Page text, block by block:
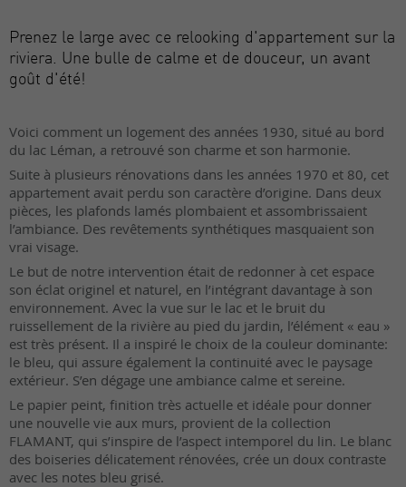
Prenez le large avec ce relooking d'appartement sur la
riviera. Une bulle de calme et de douceur, un avant
goût d'été!
Voici comment un logement des années 1930, situé au bord
du lac Léman, a retrouvé son charme et son harmonie.
Suite à plusieurs rénovations dans les années 1970 et 80, cet
appartement avait perdu son caractère d’origine. Dans deux
pièces, les plafonds lamés plombaient et assombrissaient
l’ambiance. Des revêtements synthétiques masquaient son
vrai visage.
Le but de notre intervention était de redonner à cet espace
son éclat originel et naturel, en l’intégrant davantage à son
environnement. Avec la vue sur le lac et le bruit du
ruissellement de la rivière au pied du jardin, l’élément « eau »
est très présent. Il a inspiré le choix de la couleur dominante:
le bleu, qui assure également la continuité avec le paysage
extérieur. S’en dégage une ambiance calme et sereine.
Le papier peint, finition très actuelle et idéale pour donner
une nouvelle vie aux murs, provient de la collection
FLAMANT, qui s’inspire de l’aspect intemporel du lin. Le blanc
des boiseries délicatement rénovées, crée un doux contraste
avec les notes bleu grisé.